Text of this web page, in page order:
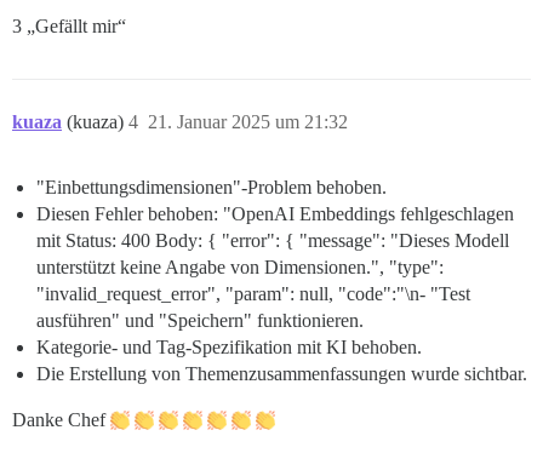
3 „Gefällt mir“
kuaza (kuaza) 21. Januar 2025 um 21:32
4
"Einbettungsdimensionen"-Problem behoben.
Diesen Fehler behoben: "OpenAI Embeddings fehlgeschlagen
mit Status: 400 Body: { "error": { "message": "Dieses Modell
unterstützt keine Angabe von Dimensionen.", "type":
"invalid_request_error", "param": null, "code":"\n- "Test
ausführen" und "Speichern" funktionieren.
Kategorie- und Tag-Spezifikation mit KI behoben.
Die Erstellung von Themenzusammenfassungen wurde sichtbar.
Danke Chef